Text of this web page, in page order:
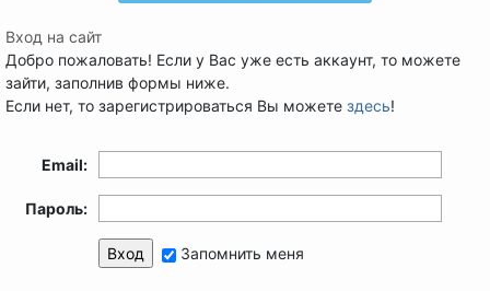
Вход на сайт
Добро пожаловать! Если у Вас уже есть аккаунт, то можете
зайти, заполнив формы ниже.
Если нет, то зарегистрироваться Вы можете здесь!
Email:
Пароль:
Запомнить меня